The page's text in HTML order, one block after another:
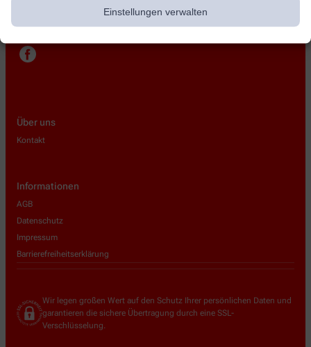
Einstellungen verwalten
+49-341/3 37 95 91
Über uns
Kontakt
Informationen
AGB
Datenschutz
Impressum
Barrierefreiheitserklärung
Wir legen großen Wert auf den Schutz Ihrer persönlichen Daten und
garantieren die sichere Übertragung durch eine SSL-
Verschlüsselung.